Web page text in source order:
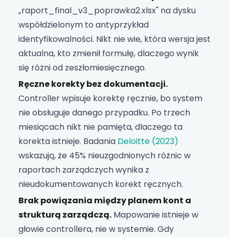
„raport_final_v3_poprawka2.xlsx" na dysku
współdzielonym to antyprzykład
identyfikowalności. Nikt nie wie, która wersja jest
aktualna, kto zmienił formułę, dlaczego wynik
się różni od zeszłomiesięcznego.
Ręczne korekty bez dokumentacji.
Controller wpisuje korektę ręcznie, bo system
nie obsługuje danego przypadku. Po trzech
miesiącach nikt nie pamięta, dlaczego ta
korekta istnieje. Badania Deloitte (2023)
wskazują, że 45% nieuzgodnionych różnic w
raportach zarządczych wynika z
nieudokumentowanych korekt ręcznych.
Brak powiązania między planem kont a
strukturą zarządczą. Mapowanie istnieje w
głowie controllera, nie w systemie. Gdy